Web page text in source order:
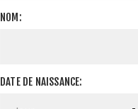
NOM:
DATE DE NAISSANCE: